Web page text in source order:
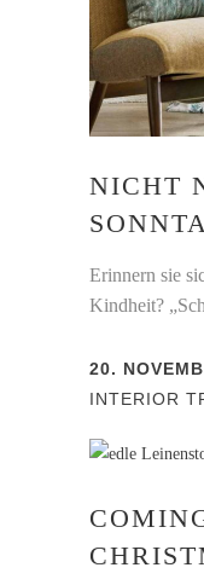
NICHT
Erinnern sie
Kindheit?
20.
INTERIOR